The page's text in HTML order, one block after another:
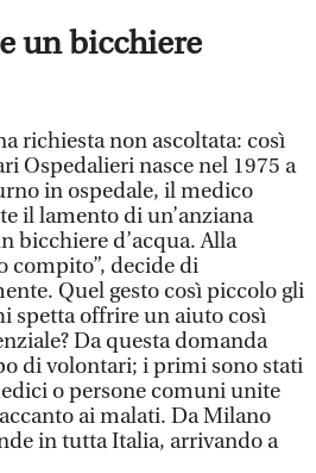
un bicchiere
richiesta non ascoltata: così
Ospedalieri nasce nel 1975 a
in ospedale, il medico
il lamento di un’anziana
bicchiere d’acqua. Alla
compito”, decide di
Quel gesto così piccolo gli
spetta offrire un aiuto così
Da questa domanda
di volontari; i primi sono stati
o persone comuni unite
ai malati. Da Milano
in tutta Italia, arrivando a